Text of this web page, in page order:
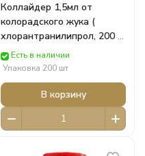
Коллайдер 1,5мл от
колорадского жука (
хлорантранилипрол, 200 г/
л) САД АВГУСТ Защита
Растений
Есть в наличии
Упаковка 200 шт
В корзину